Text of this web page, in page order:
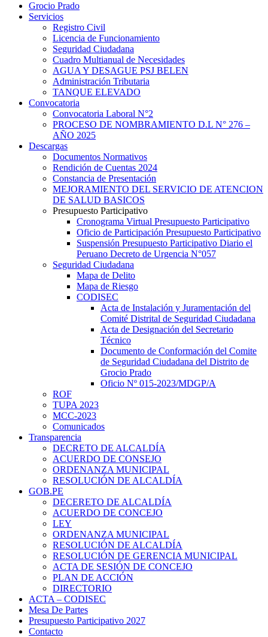
Grocio Prado
Servicios
Registro Civil
Licencia de Funcionamiento
Seguridad Ciudadana
Cuadro Multianual de Necesidades
AGUA Y DESAGUE PSJ BELEN
Administración Tributaria
TANQUE ELEVADO
Convocatoria
Convocatoria Laboral N°2
PROCESO DE NOMBRAMIENTO D.L N° 276 –
AÑO 2025
Descargas
Documentos Normativos
Rendición de Cuentas 2024
Constancia de Presentación
MEJORAMIENTO DEL SERVICIO DE ATENCION
DE SALUD BASICOS
Presupuesto Participativo
Cronograma Virtual Presupuesto Participativo
Oficio de Participación Presupuesto Participativo
Suspensión Presupuesto Participativo Diario el
Peruano Decreto de Urgencia N°057
Seguridad Ciudadana
Mapa de Delito
Mapa de Riesgo
CODISEC
Acta de Instalación y Juramentación del
Comité Distrital de Seguridad Ciudadana
Acta de Designación del Secretario
Técnico
Documento de Conformación del Comite
de Seguridad Ciudadana del Distrito de
Grocio Prado
Oficio Nº 015-2023/MDGP/A
ROF
TUPA 2023
MCC-2023
Comunicados
Transparencia
DECRETO DE ALCALDÍA
ACUERDO DE CONSEJO
ORDENANZA MUNICIPAL
RESOLUCIÓN DE ALCALDÍA
GOB.PE
DECERETO DE ALCALDÍA
ACUERDO DE CONCEJO
LEY
ORDENANZA MUNICIPAL
RESOLUCIÓN DE ALCALDÍA
RESOLUCIÓN DE GERENCIA MUNICIPAL
ACTA DE SESIÓN DE CONCEJO
PLAN DE ACCIÓN
DIRECTORIO
ACTA – CODISEC
Mesa De Partes
Presupuesto Participativo 2027
Contacto